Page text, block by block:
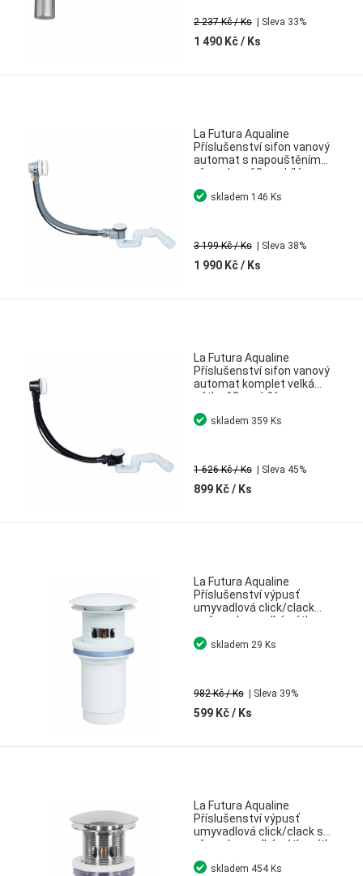
2 237 Kč/ Ks | Sleva 33%
1 490 Kč/ Ks
La Futura Aqualine
Příslušenství sifon vanový
automat s napouštěním
přepadem 68 cm bílá
3 199 Kč/ Ks | Sleva 38%
1 990 Kč/ Ks
skladem 146 Ks
La Futura Aqualine
Příslušenství sifon vanový
automat komplet velká
zátka 68 cm bílá
1 626 Kč/ Ks | Sleva 45%
899 Kč/ Ks
skladem 359 Ks
La Futura Aqualine
Příslušenství výpusť
umyvadlová click/clack
s přepadem velká zátka
sítko na vlasy bílá
982 Kč/ Ks | Sleva 39%
599 Kč/ Ks
skladem 29 Ks
La Futura Aqualine
Příslušenství výpusť
umyvadlová click/clack s
přepadem velká zátka sítko
na vlasy chrom
skladem 454 Ks